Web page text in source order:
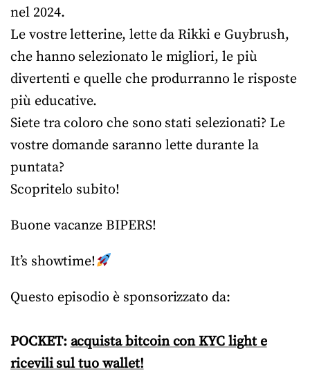
nel 2024.
Le vostre letterine, lette da Rikki e Guybrush,
che hanno selezionato le migliori, le più
divertenti e quelle che produrranno le risposte
più educative.
Siete tra coloro che sono stati selezionati? Le
vostre domande saranno lette durante la
puntata?
Scopritelo subito!
Buone vacanze BIPERS!
It’s showtime!
Questo episodio è sponsorizzato da:
POCKET:acquista bitcoin con KYC light e
ricevili sul tuo wallet!